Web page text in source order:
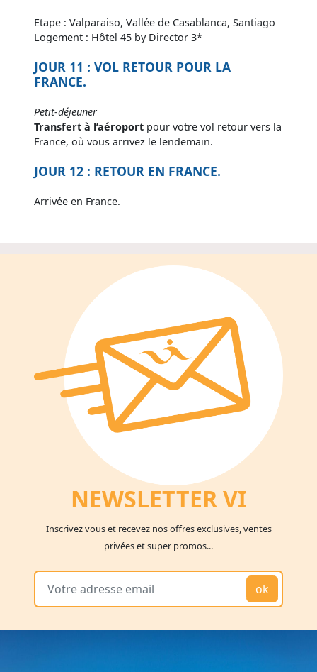
Etape : Valparaiso, Vallée de Casablanca, Santiago
Logement : Hôtel 45 by Director 3*
JOUR 11 : VOL RETOUR POUR LA
FRANCE.
Petit-déjeuner
Transfert à l’aéroport pour votre vol retour vers la
France, où vous arrivez le lendemain.
JOUR 12 : RETOUR EN FRANCE.
Arrivée en France.
NEWSLETTER VI
Inscrivez vous et recevez nos offres exclusives, ventes
privées et super promos...
ok